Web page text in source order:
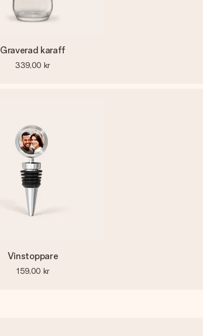
Graverad karaff
339,00 kr
Vinstoppare
159,00 kr